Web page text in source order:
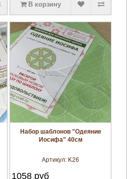
В корзину
увеличить
Набор шаблонов "Одеяние
Иосифа" 40см
Артикул: K26
1058 руб